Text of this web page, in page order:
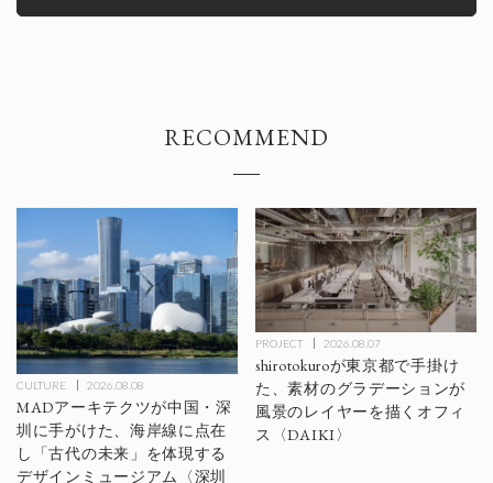
RECOMMEND
CULTURE 2026.08.08
MADアーキテクツが中国・深
圳に手がけた、海岸線に点在
し「古代の未来」を体現する
デザインミュージアム〈深圳
PROJECT 2026.08.07
shirotokuroが東京都で手掛け
た、素材のグラデーションが
風景のレイヤーを描くオフィ
ス〈DAIKI〉